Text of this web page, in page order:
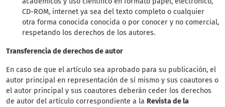
CD-ROM, internet ya sea del texto completo o cualquier
otra forma conocida conocida o por conocer y no comercial,
respetando los derechos de los autores.
Transferencia de derechos de autor
En caso de que el artículo sea aprobado para su publicación, el
autor principal en representación de sí mismo y sus coautores o
el autor principal y sus coautores deberán ceder los derechos
de autor del artículo correspondiente a la Revista de la